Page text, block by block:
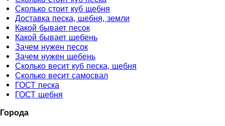
Сколько стоит куб щебня
Доставка песка, щебня, земли
Какой бывает песок
Какой бывает щебень
Зачем нужен песок
Зачем нужен щебень
Сколько весит куб песка, щебня
Сколько весит самосвал
ГОСТ песка
ГОСТ щебня
Города